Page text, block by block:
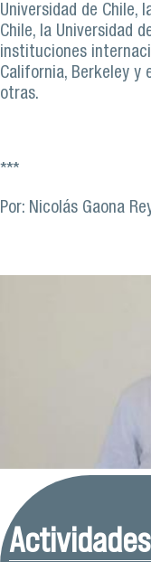
Universidad de Chile,
Chile, la Universidad
instituciones
California, Berkeley y
otras.
***
Por: Nicolás Gaona
Actividades